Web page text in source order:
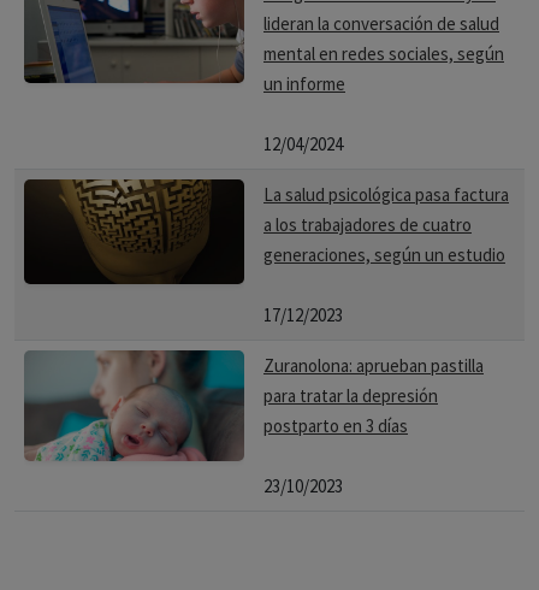
lideran la conversación de salud
mental en redes sociales, según
un informe
12/04/2024
La salud psicológica pasa factura
a los trabajadores de cuatro
generaciones, según un estudio
17/12/2023
Zuranolona: aprueban pastilla
para tratar la depresión
postparto en 3 días
23/10/2023